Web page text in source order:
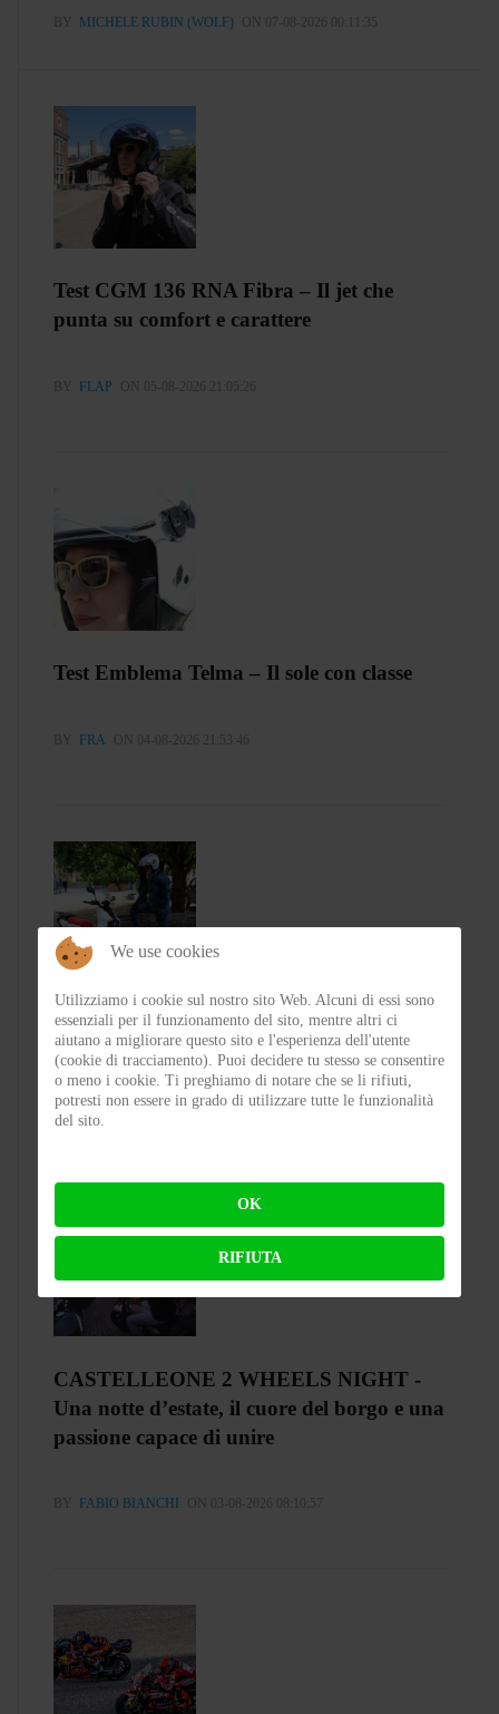
BY MICHELE RUBIN (WOLF) ON 07-08-2026 00:11:35
Test CGM 136 RNA Fibra – Il jet che
punta su comfort e carattere
BY FLAP ON 05-08-2026 21:05:26
Test Emblema Telma – Il sole con classe
BY FRA ON 04-08-2026 21:53:46
Test Silence S02 – Stile silenzioso
BY FLAP ON 03-08-2026 23:00:27
CASTELLEONE 2 WHEELS NIGHT -
Una notte d’estate, il cuore del borgo e una
passione capace di unire
BY FABIO BIANCHI ON 03-08-2026 08:10:57
We use cookies
Utilizziamo i cookie sul nostro sito Web. Alcuni di essi sono
essenziali per il funzionamento del sito, mentre altri ci
aiutano a migliorare questo sito e l'esperienza dell'utente
(cookie di tracciamento). Puoi decidere tu stesso se consentire
o meno i cookie. Ti preghiamo di notare che se li rifiuti,
potresti non essere in grado di utilizzare tutte le funzionalità
del sito.
OK
RIFIUTA